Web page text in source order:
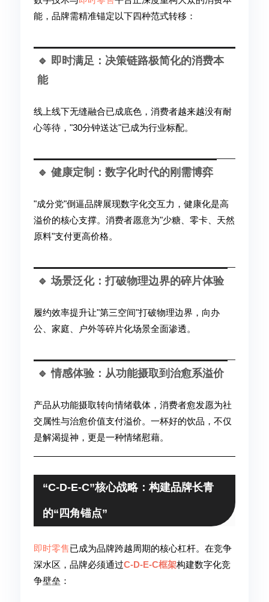
能，品牌需精准锚定以下四种范式转移：
🔹 即时满足：决策链路极简化的消费本
能
线上线下无缝融合已成底色，消费者越来越没有耐
心等待，"30分钟送达"已成为行业标配。
🔹 健康定制：数字化时代的刚需博弈
"成分党"倒逼品牌展现数字化交互力，健康化是高
溢价的核心支撑。消费者愿意为"少糖、零卡、天然
原料"支付更高价格。
🔹 场景泛化：打破物理边界的碎片体验
履约效率提升让"第三空间"打破物理边界，向办
公、家庭、户外等碎片化场景全面渗透。
🔹 情感体验：从功能摄取到治愈系溢价
产品从功能摄取转向情绪载体，消费者愈发愿为社
交属性与治愈价值支付溢价。一杯好的饮品，不仅
是解渴提神，更是一种情绪慰藉。
“C-D-E-C”核心战略：构建品牌长青
的“四角锚点”
即时零售已成为品牌跨越周期的核心杠杆。在竞争
深水区，品牌必须通过C-D-E-C框架构建数字化竞
争壁垒：